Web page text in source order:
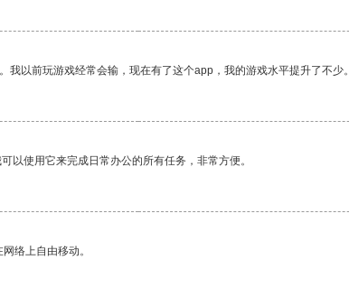
以前玩游戏经常会输，现在有了这个app，我的游戏水平提升了不少。
以使用它来完成日常办公的所有任务，非常方便。
络上自由移动。